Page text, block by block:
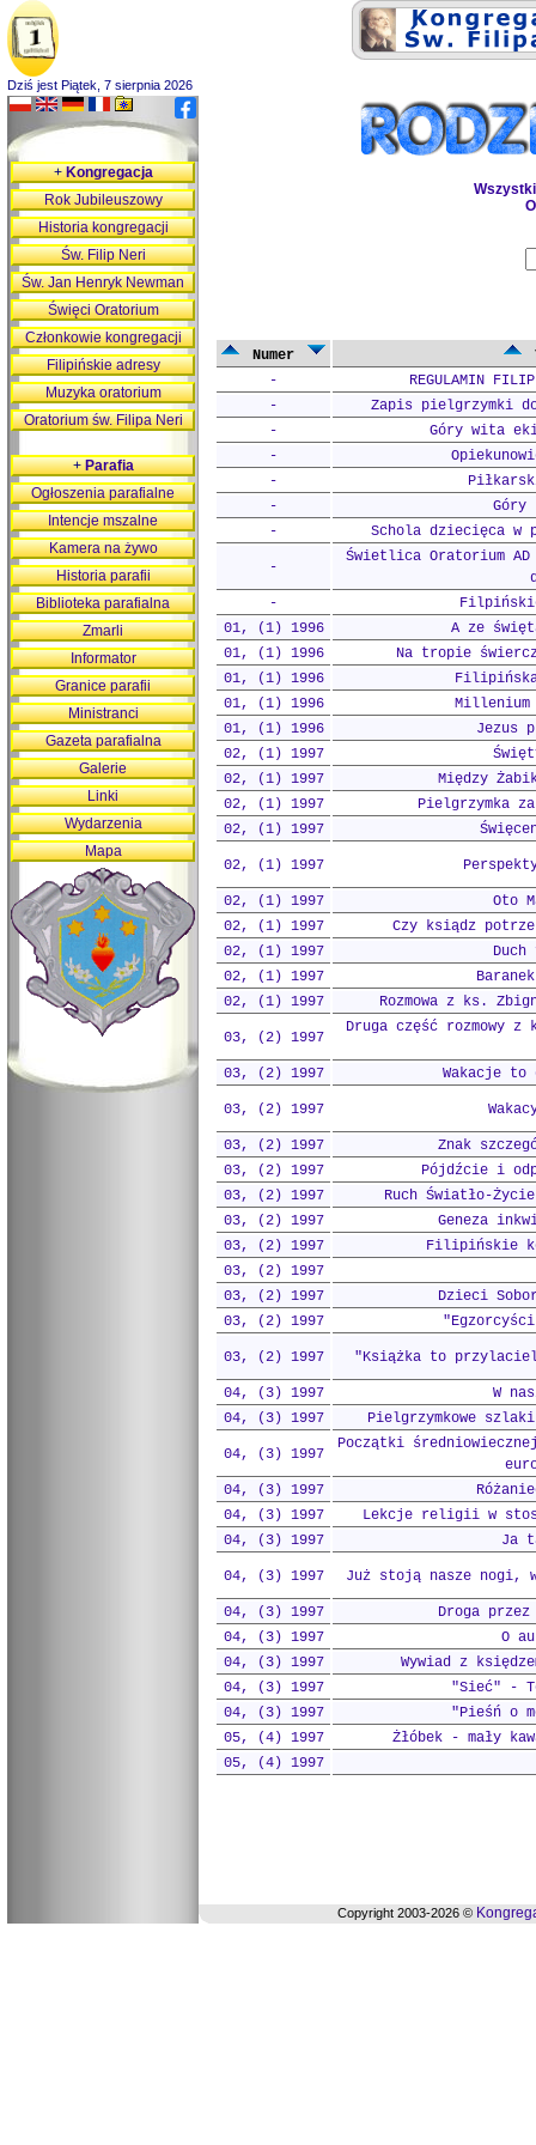
Dziś jest Piątek, 7 sierpnia 2026
O
Numer
-
REGULAMIN
-
Zapis pielgrzymki
-
Góry wita
-
-
-
Góry
-
Schola dziecięca w
-
Świetlica Oratorium
-
01, (1) 1996
A ze
01, (1) 1996
Na tropie
01, (1) 1996
Filipińska
01, (1) 1996
Millenium
01, (1) 1996
Jezus
02, (1) 1997
02, (1) 1997
Między
02, (1) 1997
Pielgrzymka
02, (1) 1997
02, (1) 1997
02, (1) 1997
Oto
02, (1) 1997
Czy ksiądz
02, (1) 1997
02, (1) 1997
02, (1) 1997
Rozmowa z ks.
03, (2) 1997
Druga część rozmowy z
03, (2) 1997 Wakacje to
03, (2) 1997
03, (2) 1997
Znak
03, (2) 1997
Pójdźcie i
03, (2) 1997
Ruch Światło-
03, (2) 1997
Geneza
03, (2) 1997
Filipińskie
03, (2) 1997
03, (2) 1997
Dzieci
03, (2) 1997
03, (2) 1997 "Książka to
04, (3) 1997
W
04, (3) 1997
Pielgrzymkowe
04, (3) 1997
Początki
04, (3) 1997
04, (3) 1997
Lekcje religii w
04, (3) 1997
Ja
04, (3) 1997 Już stoją nasze nogi,
04, (3) 1997
Droga
04, (3) 1997
O
04, (3) 1997
Wywiad z
04, (3) 1997
"Sieć" -
04, (3) 1997
"Pieśń o
05, (4) 1997
Żłóbek - mały
05, (4) 1997
+Kongregacja
Rok Jubileuszowy
Historia kongregacji
Św. Filip Neri
Św. Jan Henryk Newman
Święci Oratorium
Członkowie kongregacji
Filipińskie adresy
Muzyka oratorium
Oratorium św. Filipa Neri
+Parafia
Ogłoszenia parafialne
Intencje mszalne
Kamera na żywo
Historia parafii
Biblioteka parafialna
Zmarli
Informator
Granice parafii
Ministranci
Gazeta parafialna
Galerie
Linki
Wydarzenia
Mapa
Copyright 2003-2026 ©